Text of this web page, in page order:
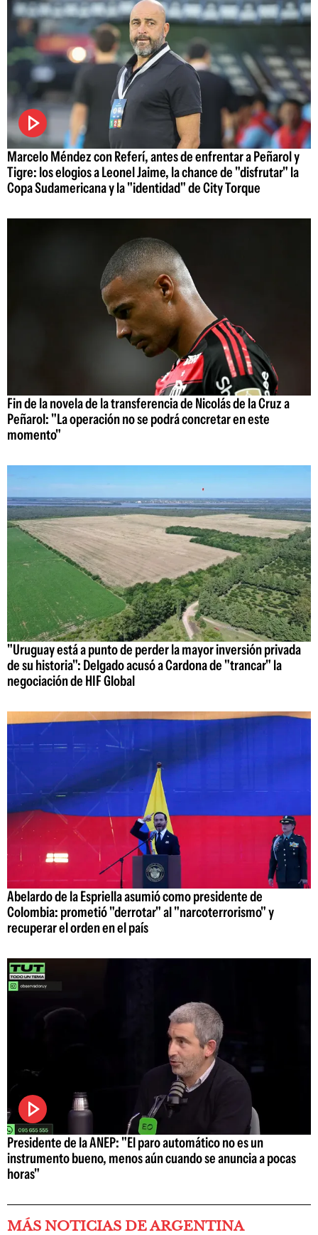
Marcelo Méndez con Referí, antes de enfrentar a Peñarol y
Tigre: los elogios a Leonel Jaime, la chance de "disfrutar" la
Copa Sudamericana y la "identidad" de City Torque
Fin de la novela de la transferencia de Nicolás de la Cruz a
Peñarol: "La operación no se podrá concretar en este
momento"
"Uruguay está a punto de perder la mayor inversión privada
de su historia": Delgado acusó a Cardona de "trancar" la
negociación de HIF Global
Abelardo de la Espriella asumió como presidente de
Colombia: prometió "derrotar" al "narcoterrorismo" y
recuperar el orden en el país
Presidente de la ANEP: "El paro automático no es un
instrumento bueno, menos aún cuando se anuncia a pocas
horas"
MÁS NOTICIAS DE ARGENTINA